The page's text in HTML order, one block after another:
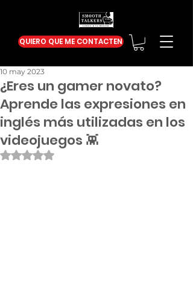
QUIERO QUE ME CONTACTEN
¿Eres un gamer novato?
Aprende las expresiones en
inglés más utilizadas en los
videojuegos 👾
10 may 2023
Obtuvo NaN de 5 estrellas.